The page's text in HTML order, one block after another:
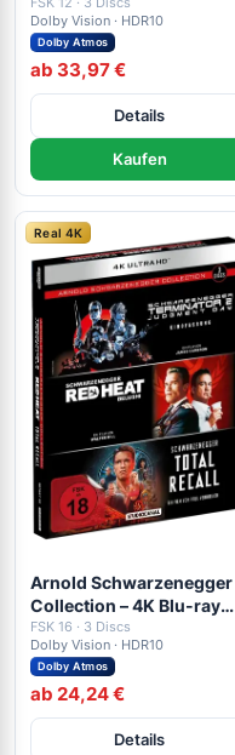
ray)
Dolby Vision · HDR10
Dolby Atmos
ab 33,97 €
Details
Kaufen
Real 4K
Arnold Schwarzenegger
Collection – 4K Blu-ray
(UHD Blu-ray Disc)
FSK 16 · 3 Discs
Dolby Vision · HDR10
Dolby Atmos
ab 24,24 €
Details